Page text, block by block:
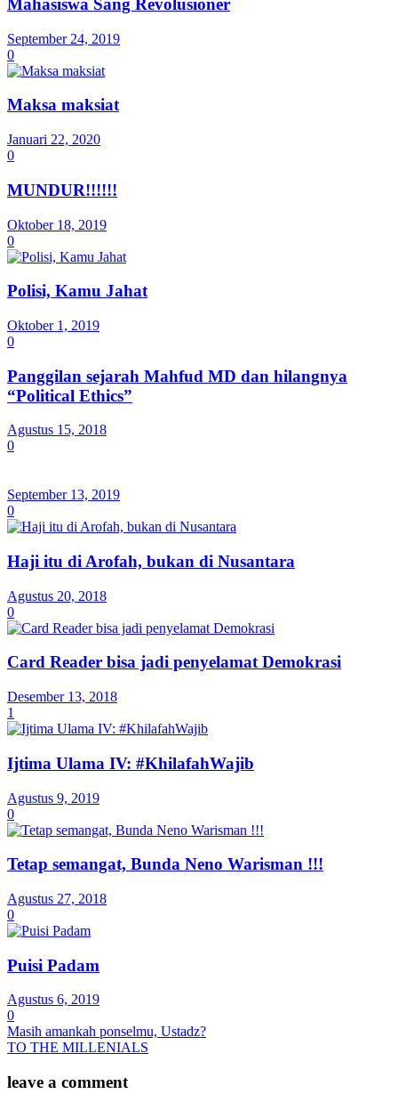
Mahasiswa Sang Revolusioner
September 24, 2019
0
Maksa maksiat
Januari 22, 2020
0
MUNDUR!!!!!!
Oktober 18, 2019
0
Polisi, Kamu Jahat
Oktober 1, 2019
0
Panggilan sejarah Mahfud MD dan hilangnya
“Political Ethics”
Agustus 15, 2018
0
September 13, 2019
0
Haji itu di Arofah, bukan di Nusantara
Agustus 20, 2018
0
Card Reader bisa jadi penyelamat Demokrasi
Desember 13, 2018
1
Ijtima Ulama IV: #KhilafahWajib
Agustus 9, 2019
0
Tetap semangat, Bunda Neno Warisman !!!
Agustus 27, 2018
0
Puisi Padam
Agustus 6, 2019
0
Masih amankah ponselmu, Ustadz?
TO THE MILLENIALS
leave a comment